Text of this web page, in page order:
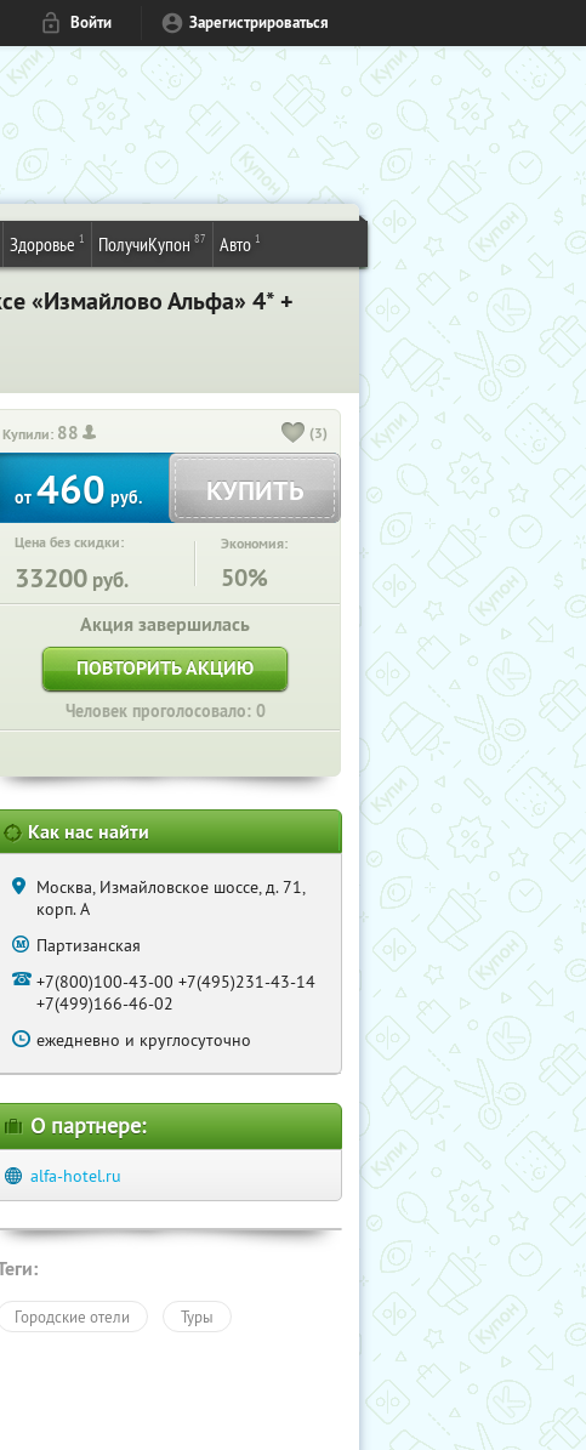
Войти Зарегистрироваться
Здоровье 1 ПолучиКупон 87 Авто 1
«Измайлово Альфа» 4* +
Купили: 88 (3)
от460руб. КУПИТЬ
Цена без скидки:
33200 руб.
Экономия:
50%
Акция завершилась
ПОВТОРИТЬ АКЦИЮ
Человек проголосовало: 0
Как нас найти
Москва, Измайловское шоссе, д. 71,
корп. А
Партизанская
+7(800)100-43-00 +7(495)231-43-14
+7(499)166-46-02
ежедневно и круглосуточно
О партнере:
alfa-hotel.ru
Городские отели Туры